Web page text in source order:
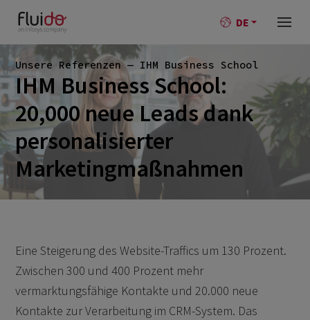
DE
Unsere Referenzen — IHM Business School
IHM Business School:
20,000 neue Leads dank
personalisierter
Marketingmaßnahmen
Eine Steigerung des Website-Traffics um 130 Prozent.
Zwischen 300 und 400 Prozent mehr
vermarktungsfähige Kontakte und 20.000 neue
Kontakte zur Verarbeitung im CRM-System. Das